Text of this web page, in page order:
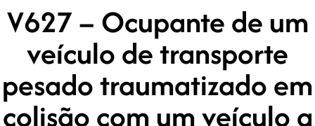
V627 – Ocupante de um
veículo de transporte
pesado traumatizado em
colisão com um veículo a